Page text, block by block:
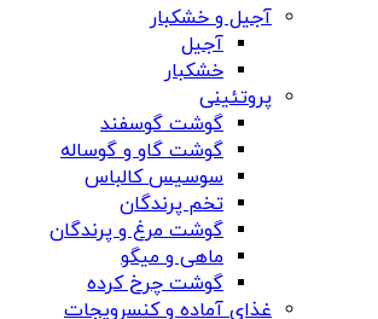
آجیل و خشکبار
آجیل
خشکبار
پروتئینی
گوشت گوسفند
گوشت گاو و گوساله
سوسیس کالباس
تخم پرندگان
گوشت مرغ و پرندگان
ماهی و میگو
گوشت چرخ کرده
غذای آماده و کنسرویجات